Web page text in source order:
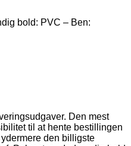
bold: PVC – Ben:
Den mest
til at hente bestillingen
den billigste